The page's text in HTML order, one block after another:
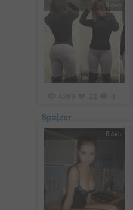
6 éve
4369 22 3
Spajzer
6 éve